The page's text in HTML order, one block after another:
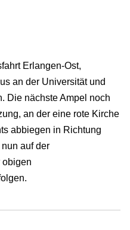
Erlangen-Ost,
an der Universität und
Die nächste Ampel noch
an der eine rote Kirche
abbiegen in Richtung
auf der
obigen